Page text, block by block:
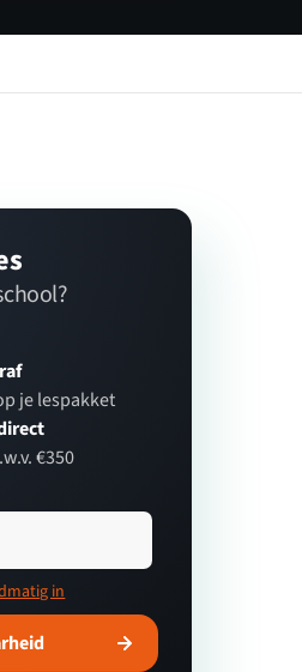
je lespakket
€350
in